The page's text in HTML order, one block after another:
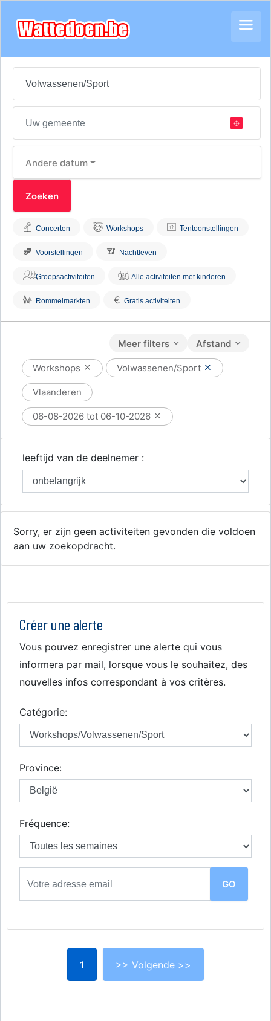
Andere datum
Concerten Workshops Tentoonstellingen
Voorstellingen Nachtleven
Groepsactiviteiten Alle activiteiten met kinderen
Rommelmarkten € Gratis activiteiten
Afstand
Meer filters
Workshops Volwassenen/Sport
Vlaanderen
06-08-2026 tot 06-10-2026
leeftijd van de deelnemer :
Sorry, er zijn geen activiteiten gevonden die voldoen
aan uw zoekopdracht.
Créer une alerte
Vous pouvez enregistrer une alerte qui vous
informera par mail, lorsque vous le souhaitez, des
nouvelles infos correspondant à vos critères.
Catégorie:
Province:
Fréquence:
1 >> Volgende >>